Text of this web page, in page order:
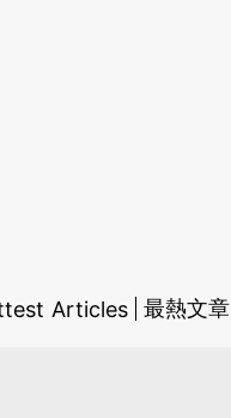
Articles 最熱文章